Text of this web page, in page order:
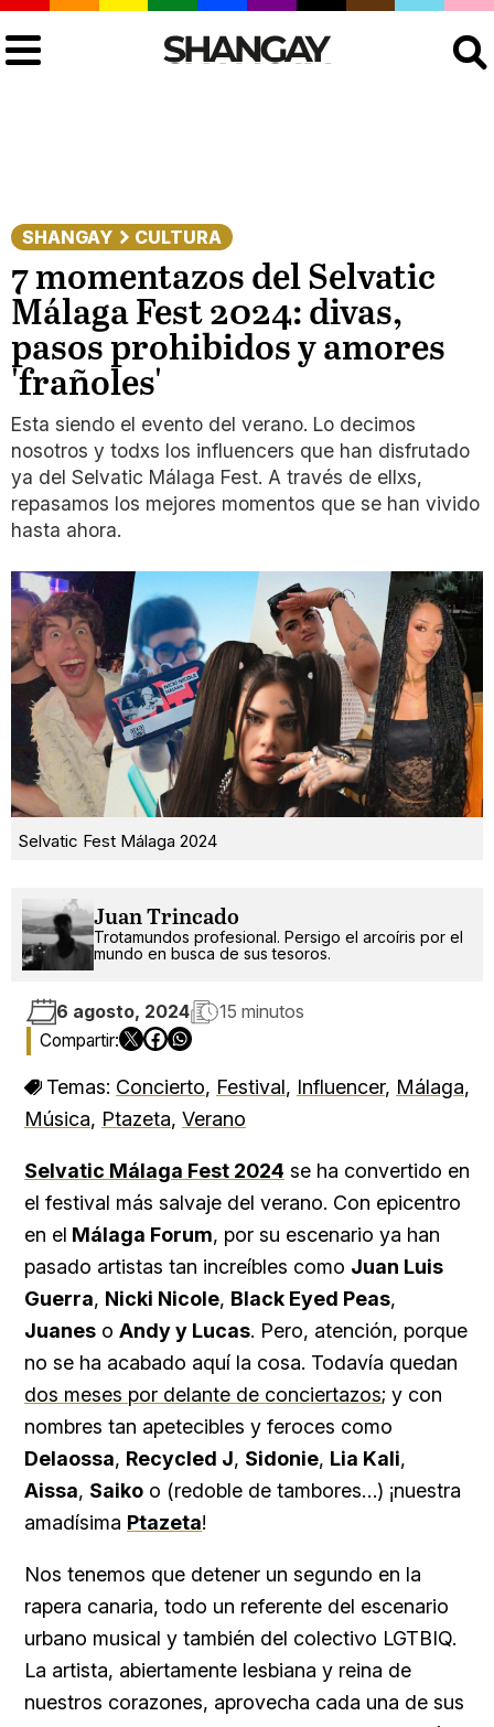
SHANGAY CULTURA
7 momentazos del Selvatic
Málaga Fest 2024: divas,
pasos prohibidos y amores
'frañoles'
Esta siendo el evento del verano. Lo decimos
nosotros y todxs los influencers que han disfrutado
ya del Selvatic Málaga Fest. A través de ellxs,
repasamos los mejores momentos que se han vivido
hasta ahora.
Selvatic Fest Málaga 2024
Juan Trincado
Trotamundos profesional. Persigo el arcoíris por el
mundo en busca de sus tesoros.
6 agosto, 2024 15 minutos
Temas: Concierto, Festival, Influencer, Málaga,
Música, Ptazeta, Verano
Selvatic Málaga Fest 2024 se ha convertido en
el festival más salvaje del verano. Con epicentro
en el Málaga Forum, por su escenario ya han
pasado artistas tan increíbles como Juan Luis
Guerra, Nicki Nicole, Black Eyed Peas,
Juanes o Andy y Lucas. Pero, atención, porque
no se ha acabado aquí la cosa. Todavía quedan
dos meses por delante de conciertazos; y con
nombres tan apetecibles y feroces como
Delaossa, Recycled J, Sidonie, Lia Kali,
Aissa, Saiko o (redoble de tambores…) ¡nuestra
amadísima Ptazeta!
Nos tenemos que detener un segundo en la
rapera canaria, todo un referente del escenario
urbano musical y también del colectivo LGTBIQ.
La artista, abiertamente lesbiana y reina de
nuestros corazones, aprovecha cada una de sus